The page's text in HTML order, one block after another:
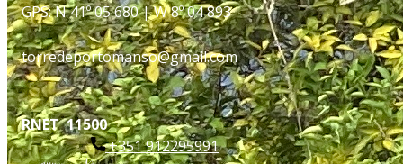
GPS: N 41º 05 680 | W 8º 04 893
torredeportomanso@gmail.com
RNET 11500
+351 912295991